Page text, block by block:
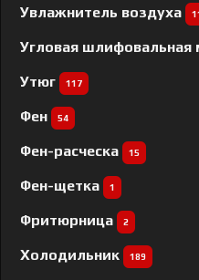
Увлажнитель воздуха
Угловая
Утюг 117
Фен 54
Фен-расческа 15
Фен-щетка 1
Фритюрница 2
Холодильник 189